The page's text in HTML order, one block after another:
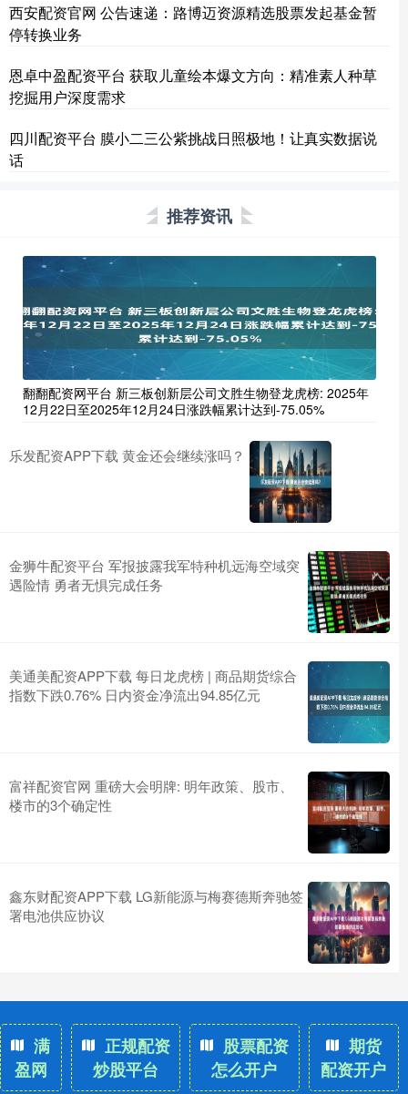
西安配资官网 公告速递：路博迈资源精选股票发起基金暂
停转换业务
恩卓中盈配资平台 获取儿童绘本爆文方向：精准素人种草
挖掘用户深度需求
四川配资平台 膜小二三公紫挑战日照极地！让真实数据说
话
推荐资讯
翻翻配资网平台 新三板创新层公司文胜生物登龙虎榜: 2025年
12月22日至2025年12月24日涨跌幅累计达到-75.05%
乐发配资APP下载 黄金还会继续涨吗？
金狮牛配资平台 军报披露我军特种机远海空域突
遇险情 勇者无惧完成任务
美通美配资APP下载 每日龙虎榜 | 商品期货综合
指数下跌0.76% 日内资金净流出94.85亿元
富祥配资官网 重磅大会明牌: 明年政策、股市、
楼市的3个确定性
鑫东财配资APP下载 LG新能源与梅赛德斯奔驰签
署电池供应协议
满
盈网
正规配资
炒股平台
股票配资
怎么开户
期货
配资开户